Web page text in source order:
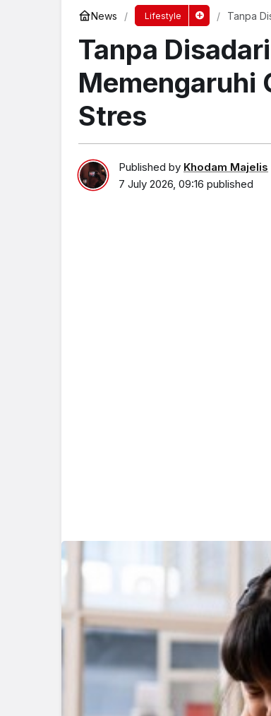
News Lifestyle
Tanpa
Tanpa
Memengaruhi
Stres
Published by Khodam Majelis
7 July 2026, 09:16 published